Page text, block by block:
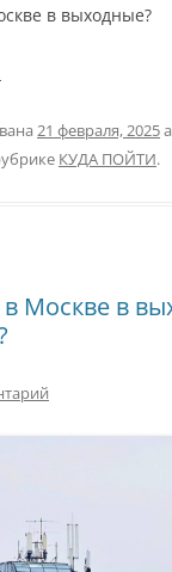
в выходные?
21 февраля, 2025
КУДА ПОЙТИ.
в Москве в